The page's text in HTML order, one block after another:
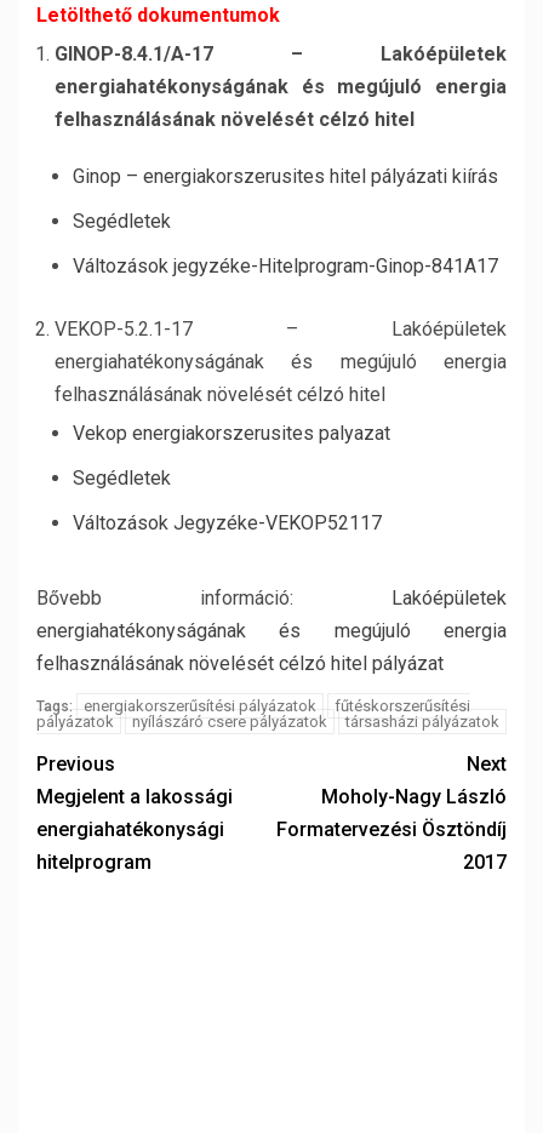
Letölthető dokumentumok
GINOP-8.4.1/A-17 – Lakóépületek
energiahatékonyságának és megújuló energia
felhasználásának növelését célzó hitel
Ginop – energiakorszerusites hitel pályázati kiírás
Segédletek
Változások jegyzéke-Hitelprogram-Ginop-841A17
VEKOP-5.2.1-17 – Lakóépületek
energiahatékonyságának és megújuló energia
felhasználásának növelését célzó hitel
Vekop energiakorszerusites palyazat
Segédletek
Változások Jegyzéke-VEKOP52117
Bővebb információ:
Lakóépületek
energiahatékonyságának és megújuló energia
felhasználásának növelését célzó hitel pályázat
Tags: energiakorszerűsítési pályázatok
fűtéskorszerűsítési
pályázatok
nyílászáró csere pályázatok társasházi pályázatok
Previous
Megjelent a lakossági
energiahatékonysági
hitelprogram
Next
Moholy-Nagy László
Formatervezési Ösztöndíj
2017